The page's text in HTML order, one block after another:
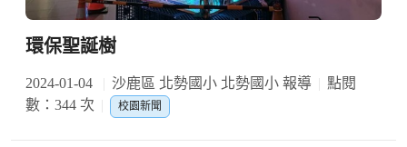
環保聖誕樹
2024-01-04 沙鹿區 北勢國小 北勢國小 報導
點閱
數：344 次
校園新聞